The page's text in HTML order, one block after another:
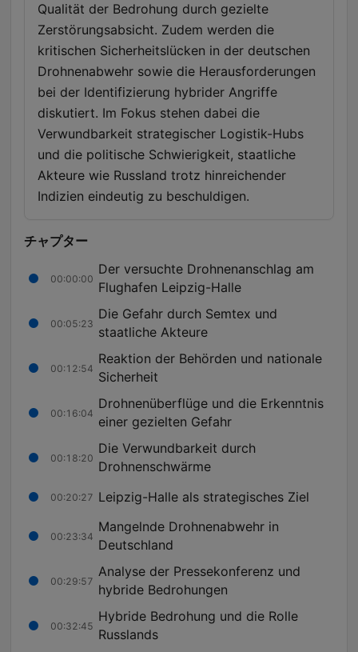
Qualität der Bedrohung durch gezielte
Zerstörungsabsicht. Zudem werden die
kritischen Sicherheitslücken in der deutschen
Drohnenabwehr sowie die Herausforderungen
bei der Identifizierung hybrider Angriffe
diskutiert. Im Fokus stehen dabei die
Verwundbarkeit strategischer Logistik-Hubs
und die politische Schwierigkeit, staatliche
Akteure wie Russland trotz hinreichender
Indizien eindeutig zu beschuldigen.
チャプター
00:00:00
Der versuchte Drohnenanschlag am
Flughafen Leipzig-Halle
00:05:23
Die Gefahr durch Semtex und
staatliche Akteure
00:12:54
Reaktion der Behörden und nationale
Sicherheit
00:16:04
Drohnenüberflüge und die Erkenntnis
einer gezielten Gefahr
00:18:20
Die Verwundbarkeit durch
Drohnenschwärme
00:20:27 Leipzig-Halle als strategisches Ziel
00:23:34
Mangelnde Drohnenabwehr in
Deutschland
00:29:57
Analyse der Pressekonferenz und
hybride Bedrohungen
00:32:45
Hybride Bedrohung und die Rolle
Russlands